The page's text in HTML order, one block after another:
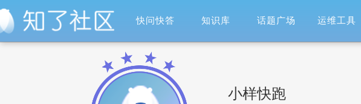
快问快答 知识库 话题广场 运维工具
小样快跑